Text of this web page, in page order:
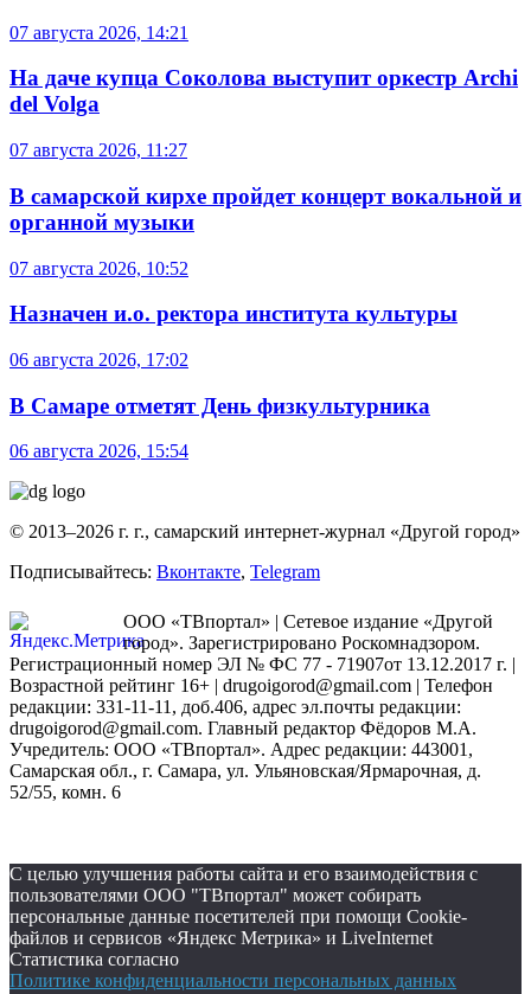
07 августа 2026, 14:21
На даче купца Соколова выступит оркестр Archi
del Volga
07 августа 2026, 11:27
В самарской кирхе пройдет концерт вокальной и
органной музыки
07 августа 2026, 10:52
Назначен и.о. ректора института культуры
06 августа 2026, 17:02
В Самаре отметят День физкультурника
06 августа 2026, 15:54
© 2013–2026 г. г., самарский интернет-журнал «Другой город»
Подписывайтесь: Вконтакте, Telegram
ООО «ТВпортал» | Сетевое издание «Другой
город». Зарегистрировано Роскомнадзором.
Регистрационный номер ЭЛ № ФС 77 - 71907от 13.12.2017 г. |
Возрастной рейтинг 16+ | drugoigorod@gmail.com | Телефон
редакции: 331-11-11, доб.406, адрес эл.почты редакции:
drugoigorod@gmail.com. Главный редактор Фёдоров М.А.
Учредитель: ООО «ТВпортал». Адрес редакции: 443001,
Самарская обл., г. Самара, ул. Ульяновская/Ярмарочная, д.
52/55, комн. 6
С целью улучшения работы сайта и его взаимодействия с
пользователями ООО "ТВпортал" может собирать
персональные данные посетителей при помощи Cookie-
файлов и сервисов «Яндекс Метрика» и LiveInternet
Статистика согласно
Политике конфиденциальности персональных данных